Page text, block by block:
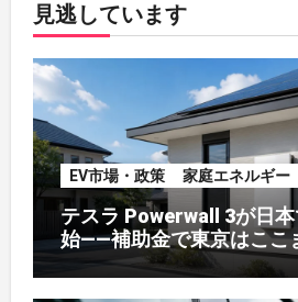
見逃しています
EV市場・政策 家庭エネルギー
テスラ Powerwall 3が日
始——補助金で東京はここ
【2026年8月最新】